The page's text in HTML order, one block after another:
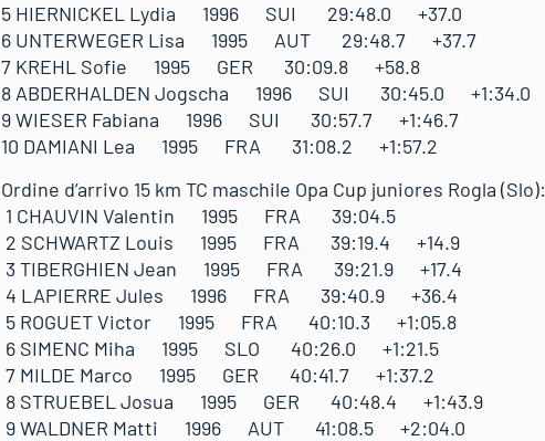
5 HIERNICKEL Lydia 1996 SUI 29:48.0 +37.0
6 UNTERWEGER Lisa 1995 AUT 29:48.7 +37.7
7 KREHL Sofie 1995 GER 30:09.8 +58.8
8 ABDERHALDEN Jogscha 1996 SUI 30:45.0 +1:34.0
9 WIESER Fabiana 1996 SUI 30:57.7 +1:46.7
10 DAMIANI Lea 1995 FRA 31:08.2 +1:57.2
Ordine d’arrivo 15 km TC maschile Opa Cup juniores Rogla (Slo):
1 CHAUVIN Valentin 1995 FRA 39:04.5
2 SCHWARTZ Louis 1995 FRA 39:19.4 +14.9
3 TIBERGHIEN Jean 1995 FRA 39:21.9 +17.4
4 LAPIERRE Jules 1996 FRA 39:40.9 +36.4
5 ROGUET Victor 1995 FRA 40:10.3 +1:05.8
6 SIMENC Miha 1995 SLO 40:26.0 +1:21.5
7 MILDE Marco 1995 GER 40:41.7 +1:37.2
8 STRUEBEL Josua 1995 GER 40:48.4 +1:43.9
9 WALDNER Matti 1996 AUT 41:08.5 +2:04.0